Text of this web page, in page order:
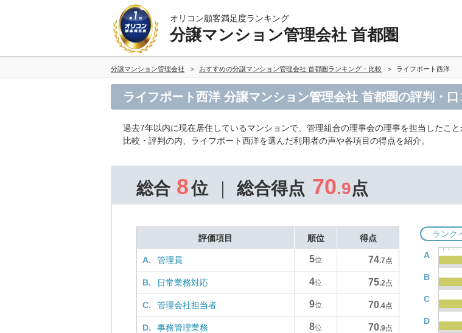
オリコン顧客満足度ランキング
分譲マンション管理会社 首都圏
分譲マンション管理会社 おすすめの分譲マンション管理会社 首都圏ランキング・比較 ライフポート西洋
ライフポート西洋 分譲マンション管理会社 首都圏の評判・口
過去7年以内に現在居住しているマンションで、管理組合の理事会の理事を担当したこと
比較・評判の内、ライフポート西洋を選んだ利用者の声や各項目の得点を紹介。
総合 8位 総合得点 70.9点
評価項目 順位 得点
A. 管理員 5位 74.7点
B. 日常業務対応 4位 75.2点
C. 管理会社担当者 9位 70.4点
D. 事務管理業務 8位 70.9点
ランク
A
B
C
D